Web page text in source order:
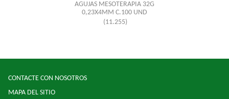
AGUJAS MESOTERAPIA 32G
0,23X4MM C.100 UND
(11.255)
CONTACTE CON NOSOTROS
MAPA DEL SITIO